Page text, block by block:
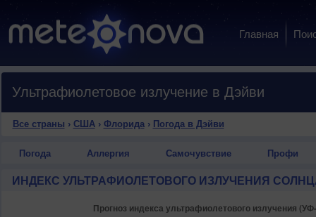
Главная
Ультрафиолетовое излучение в Дэйви
Все страны › США› Флорида› Погода в Дэйви
Погода Аллергия Самочувствие Профи
ИНДЕКС УЛЬТРАФИОЛЕТОВОГО ИЗЛУЧЕНИЯ